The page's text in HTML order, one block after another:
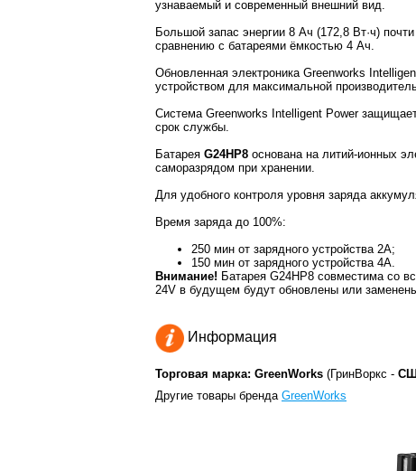
узнаваемый и современный внешний вид.
Большой запас энергии 8 Ач (172,8 Вт·ч)
сравнению с батареями ёмкостью 4 Ач.
Обновленная электроника Greenworks
устройством для максимальной
Система Greenworks Intelligent Power
срок службы.
Батарея G24HP8 основана на литий-ионных
саморазрядом при хранении.
Для удобного контроля уровня заряда
Время заряда до 100%:
250 мин от зарядного устройства 2А;
150 мин от зарядного устройства 4А.
Внимание! Батарея G24HP8 совместима со
24V в будущем будут обновлены или
Информация
Торговая марка: GreenWorks (ГринВоркс -
Другие товары бренда GreenWorks